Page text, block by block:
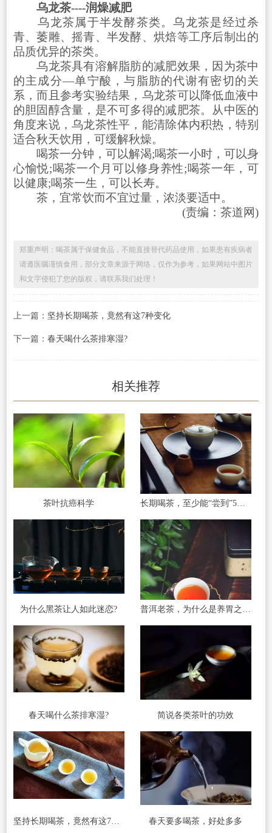
乌龙茶----润燥减肥
乌龙茶属于半发酵茶类。乌龙茶是经过杀
青、萎雕、摇青、半发酵、烘焙等工序后制出的
品质优异的茶类。
乌龙茶具有溶解脂肪的减肥效果，因为茶中
的主成分—单宁酸，与脂肪的代谢有密切的关
系，而且参考实验结果，乌龙茶可以降低血液中
的胆固醇含量，是不可多得的减肥茶。从中医的
角度来说，乌龙茶性平，能清除体内积热，特别
适合秋天饮用，可缓解秋燥。
喝茶一分钟，可以解渴;喝茶一小时，可以身
心愉悦;喝茶一个月可以修身养性;喝茶一年，可
以健康;喝茶一生，可以长寿。
茶，宜常饮而不宜过量，浓淡要适中。
(责编：茶道网)
郑重声明：喝茶属于保健食品，不能直接替代药品使用，如果患有疾病者
请遵医嘱谨慎食用，部分文章来源于网络，仅作为参考，如果网站中图片
和文字侵犯了您的版权，请联系我们处理！
上一篇： 坚持长期喝茶，竟然有这7种变化
下一篇： 春天喝什么茶排寒湿?
相关推荐
茶叶抗癌科学 长期喝茶，至少能“尝到”5个好处
为什么黑茶让人如此迷恋?
春天喝什么茶排寒湿? 简说各类茶叶的功效
坚持长期喝茶，竟然有这7种变化 春天要多喝茶，好处多多